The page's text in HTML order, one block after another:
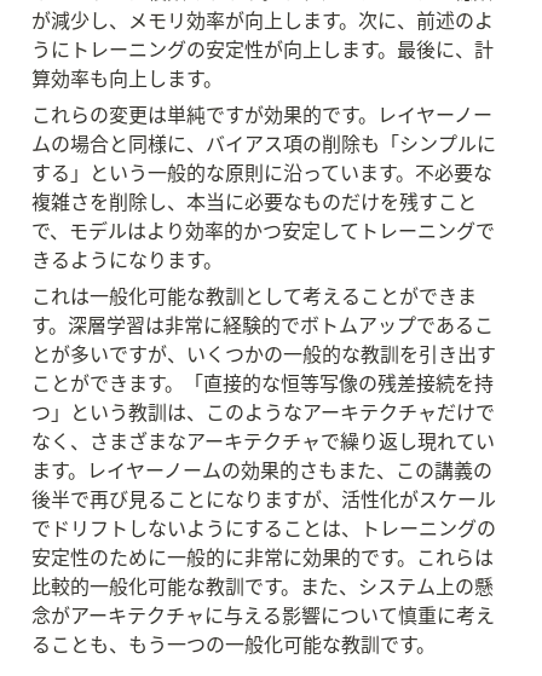
が減少し、メモリ効率が向上します。次に、前述のよ
うにトレーニングの安定性が向上します。最後に、計
算効率も向上します。
これらの変更は単純ですが効果的です。レイヤーノー
ムの場合と同様に、バイアス項の削除も「シンプルに
する」という一般的な原則に沿っています。不必要な
複雑さを削除し、本当に必要なものだけを残すこと
で、モデルはより効率的かつ安定してトレーニングで
きるようになります。
これは一般化可能な教訓として考えることができま
す。深層学習は非常に経験的でボトムアップであるこ
とが多いですが、いくつかの一般的な教訓を引き出す
ことができます。「直接的な恒等写像の残差接続を持
つ」という教訓は、このようなアーキテクチャだけで
なく、さまざまなアーキテクチャで繰り返し現れてい
ます。レイヤーノームの効果的さもまた、この講義の
後半で再び見ることになりますが、活性化がスケール
でドリフトしないようにすることは、トレーニングの
安定性のために一般的に非常に効果的です。これらは
比較的一般化可能な教訓です。また、システム上の懸
念がアーキテクチャに与える影響について慎重に考え
ることも、もう一つの一般化可能な教訓です。